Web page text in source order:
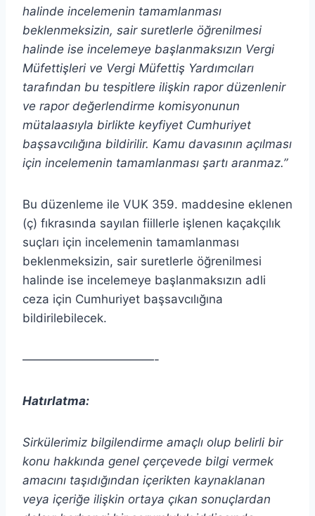
halinde incelemenin tamamlanması
beklenmeksizin, sair suretlerle öğrenilmesi
halinde ise incelemeye başlanmaksızın Vergi
Müfettişleri ve Vergi Müfettiş Yardımcıları
tarafından bu tespitlere ilişkin rapor düzenlenir
ve rapor değerlendirme komisyonunun
mütalaasıyla birlikte keyfiyet Cumhuriyet
başsavcılığına bildirilir. Kamu davasının açılması
için incelemenin tamamlanması şartı aranmaz.”
Bu düzenleme ile VUK 359. maddesine eklenen
(ç) fıkrasında sayılan fiillerle işlenen kaçakçılık
suçları için incelemenin tamamlanması
beklenmeksizin, sair suretlerle öğrenilmesi
halinde ise incelemeye başlanmaksızın adli
ceza için Cumhuriyet başsavcılığına
bildirilebilecek.
———————————-
Hatırlatma:
Sirkülerimiz bilgilendirme amaçlı olup belirli bir
konu hakkında genel çerçevede bilgi vermek
amacını taşıdığından içerikten kaynaklanan
veya içeriğe ilişkin ortaya çıkan sonuçlardan